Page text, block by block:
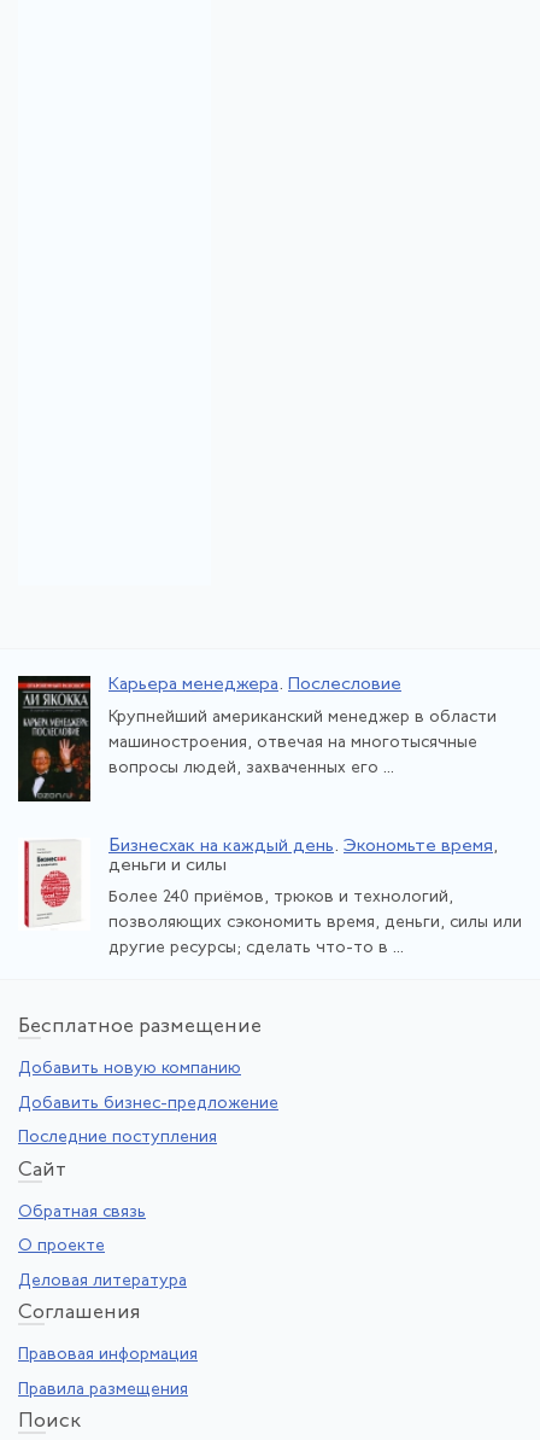
Карьера менеджера. Послесловие
Крупнейший американский менеджер в области
машиностроения, отвечая на многотысячные
вопросы людей, захваченных его ...
Бизнесхак на каждый день. Экономьте время,
деньги и силы
Более 240 приёмов, трюков и технологий,
позволяющих сэкономить время, деньги, силы или
другие ресурсы; сделать что-то в ...
Бесплатное размещение
Добавить новую компанию
Добавить бизнес-предложение
Последние поступления
Сайт
Обратная связь
О проекте
Деловая литература
Соглашения
Правовая информация
Правила размещения
Поиск